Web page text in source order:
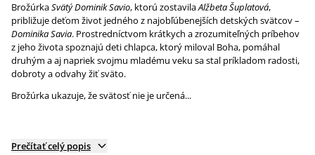
BrožúrkaSvätý Dominik Savio, ktorú zostavilaAlžbeta Šuplatová,
približuje deťom život jedného z najobľúbenejších detských svätcov –
Dominika Savia. Prostredníctvom krátkych a zrozumiteľných príbehov
z jeho života spoznajú deti chlapca, ktorý miloval Boha, pomáhal
druhým a aj napriek svojmu mladému veku sa stal príkladom radosti,
dobroty a odvahy žiť sväto.
Brožúrka ukazuje, že svätosť nie je určená...
Prečítať celý popis